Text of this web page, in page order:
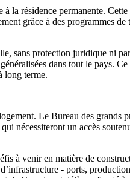
la résidence permanente.
grâce à des programmes
sans protection juridique ni
dans tout le pays. Ce
long terme.
Le Bureau des grands
nécessiteront un accès
à venir en matière de
- ports,